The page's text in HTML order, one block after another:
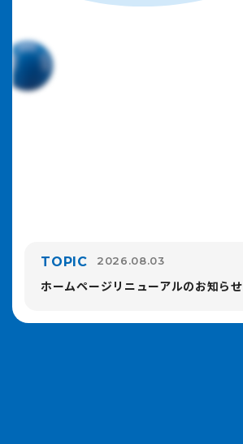
TOPIC 2026.08.03
ホームページリニューアルのお知らせ